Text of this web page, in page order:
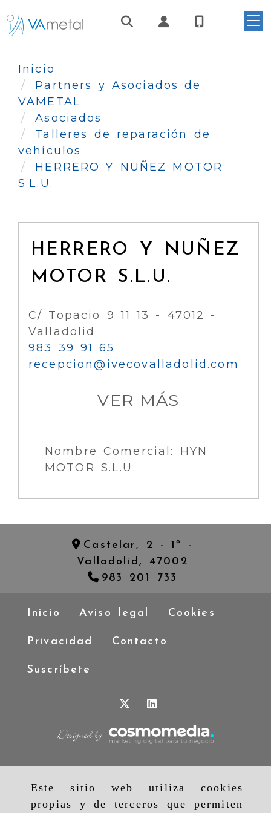
Este sitio web utiliza cookies
propias y de terceros que permiten
Identifícate
Inicio
Partners y Asociados de
VAMETAL
Asociados
Talleres de reparación de
vehículos
HERRERO Y NUÑEZ MOTOR
S.L.U.
HERRERO Y NUÑEZ
MOTOR S.L.U.
C/ Topacio 9 11 13 - 47012 -
Valladolid
983 39 91 65
recepcion
ivecovalladolid.com
VER MÁS
Nombre Comercial: HYN
MOTOR S.L.U.
Castelar, 2 - 1º -
Valladolid, 47002
983 201 733
Inicio Aviso legal Cookies
Privacidad Contacto
Suscríbete